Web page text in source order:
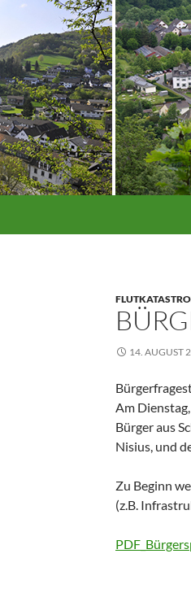
14. AUGUST
Am
Bürger aus
Nisius, und
Zu Beginn
(z.B.